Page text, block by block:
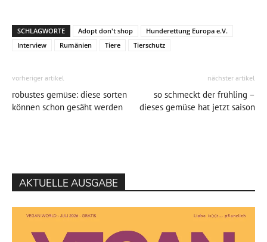
SCHLAGWORTE Adopt don't shop
Hunderettung Europa e.V.
Interview
Rumänien Tiere Tierschutz
vorheriger artikel
robustes gemüse: diese sorten
können schon gesäht werden
nächster artikel
so schmeckt der frühling –
dieses gemüse hat jetzt saison
AKTUELLE AUSGABE